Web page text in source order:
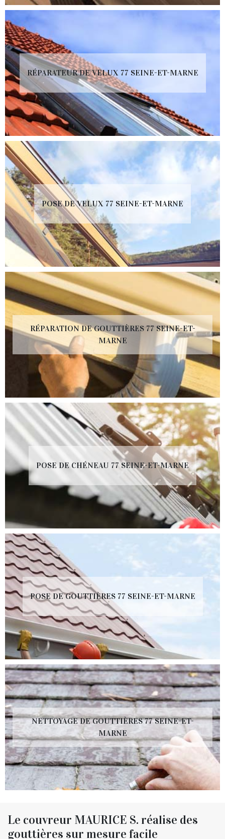
RÉPARATEUR DE VELUX 77 SEINE-ET-MARNE
POSE DE VELUX 77 SEINE-ET-MARNE
RÉPARATION DE GOUTTIÈRES 77 SEINE-ET-
MARNE
POSE DE CHÉNEAU 77 SEINE-ET-MARNE
POSE DE GOUTTIÈRES 77 SEINE-ET-MARNE
NETTOYAGE DE GOUTTIÈRES 77 SEINE-ET-
MARNE
Le couvreur MAURICE S. réalise des
gouttières sur mesure facile